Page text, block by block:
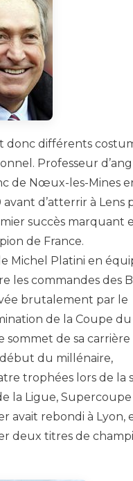
donc différents
Professeur
de Nœux-les-Mines
avant d’atterrir à Lens
succès marquant
de France.
Michel Platini en
les commandes des
brutalement par le
de la Coupe du
sommet de sa carrière
du millénaire,
trophées lors de la
la Ligue,
avait rebondi à Lyon,
deux titres de